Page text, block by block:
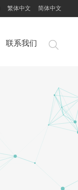
繁体中文 简体中文
联系我们